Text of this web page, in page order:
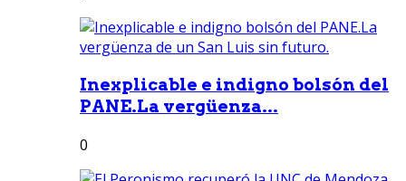
Inexplicable e indigno bolsón del
PANE.La vergüenza...
0